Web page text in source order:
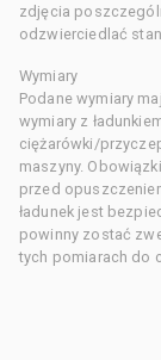
zdjęcia
odzwierciedlać
Wymiary
Podane wymiary
wymiary z
ciężarówki/
maszyny.
przed
ładunek jest
powinny zostać
tych pomiarach do